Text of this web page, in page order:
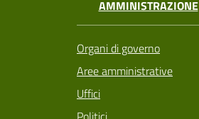
AMMINISTRAZIONE
Organi di governo
Aree amministrative
Uffici